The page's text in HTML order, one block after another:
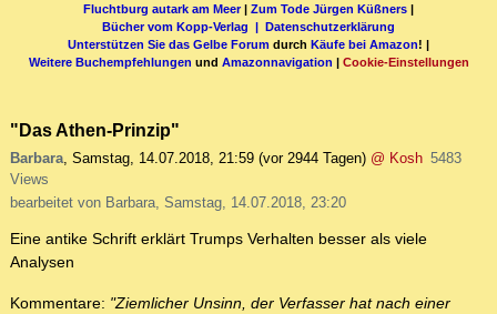
Fluchtburg autark am Meer| Zum Tode Jürgen Küßners |
Bücher vom Kopp-Verlag | Datenschutzerklärung
Unterstützen Sie das Gelbe Forum durch Käufe bei Amazon! |
Weitere Buchempfehlungen und Amazonnavigation | Cookie-Einstellungen
"Das Athen-Prinzip"
Barbara, Samstag, 14.07.2018, 21:59 (vor 2944 Tagen) @ Kosh 5483
Views
bearbeitet von Barbara, Samstag, 14.07.2018, 23:20
Eine antike Schrift erklärt Trumps Verhalten besser als viele
Analysen
Kommentare: "Ziemlicher Unsinn, der Verfasser hat nach einer